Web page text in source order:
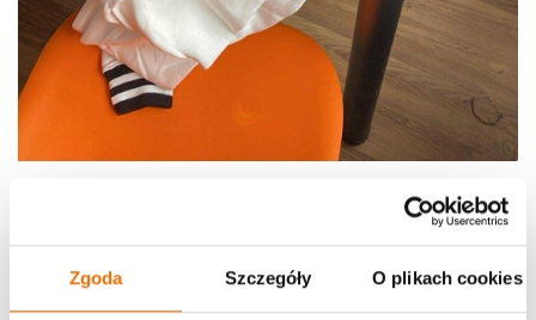
Zgoda Szczegóły O plikach cookies